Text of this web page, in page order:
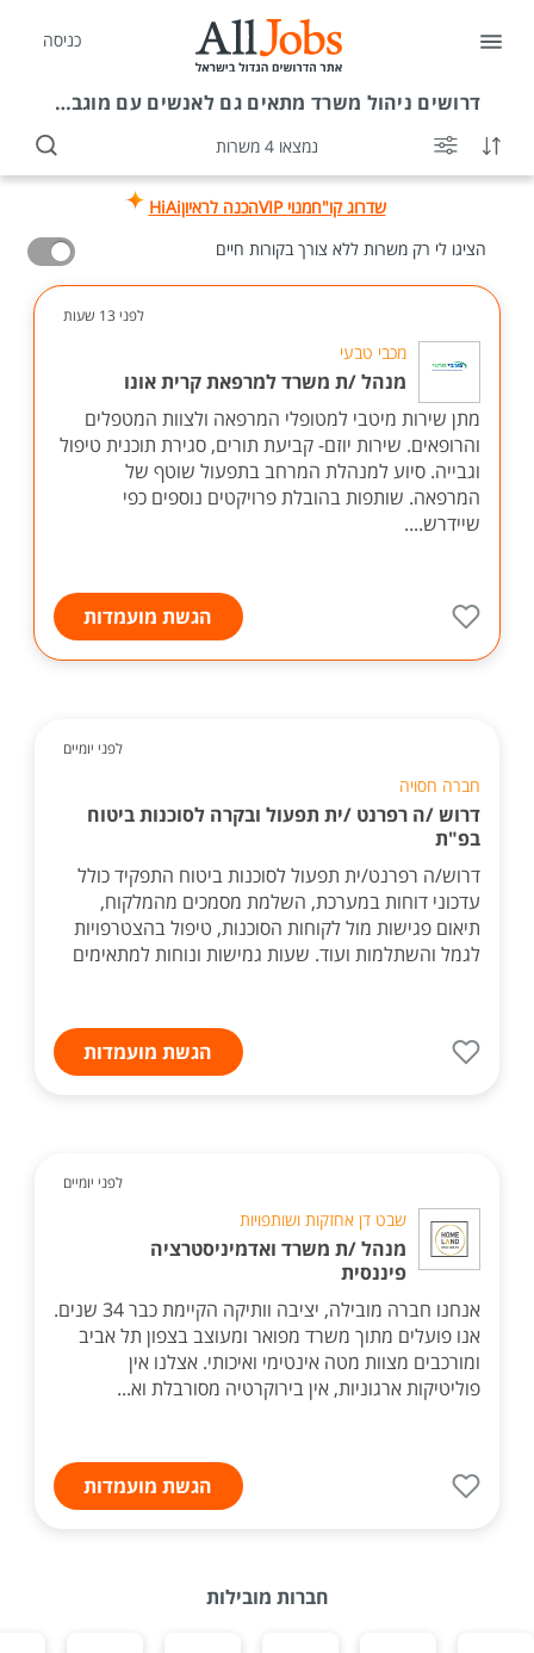
כניסה
דרושים ניהול משרד מתאים גם לאנשים עם מוגבלות
נמצאו 4 משרות
שדרוג קו"חמנוי VIP הכנה לראיוןHiAi
הציגו לי רק משרות ללא צורך בקורות חיים
לפני 13 שעות
מכבי טבעי
מנהל /ת משרד למרפאת קרית אונו
מתן שירות מיטבי למטופלי המרפאה ולצוות המטפלים
והרופאים. שירות יוזם- קביעת תורים, סגירת תוכנית טיפול
וגבייה. סיוע למנהלת המרחב בתפעול שוטף של
המרפאה. שותפות בהובלת פרויקטים נוספים כפי
שיידרש....
הגשת מועמדות
לפני יומיים
חברה חסויה
דרוש /ה רפרנט /ית תפעול ובקרה לסוכנות ביטוח
בפ"ת
דרוש/ה רפרנט/ית תפעול לסוכנות ביטוח התפקיד כולל
עדכוני דוחות במערכת, השלמת מסמכים מהמלקוח,
תיאום פגישות מול לקוחות הסוכנות, טיפול בהצטרפויות
לגמל והשתלמות ועוד. שעות גמישות ונוחות למתאימים
הגשת מועמדות
לפני יומיים
שבט דן אחזקות ושותפויות
מנהל /ת משרד ואדמיניסטרציה
פיננסית
אנחנו חברה מובילה, יציבה וותיקה הקיימת כבר 34 שנים.
אנו פועלים מתוך משרד מפואר ומעוצב בצפון תל אביב
ומורכבים מצוות מטה אינטימי ואיכותי. אצלנו אין
פוליטיקות ארגוניות, אין בירוקרטיה מסורבלת וא...
הגשת מועמדות
חברות מובילות